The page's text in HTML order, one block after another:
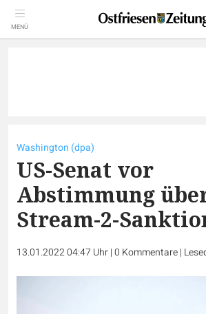
MENÜ
Washington (dpa)
US-Senat vor
Abstimmung
Stream-2-
13.01.2022 04:47 Uhr|0 Kommentare|